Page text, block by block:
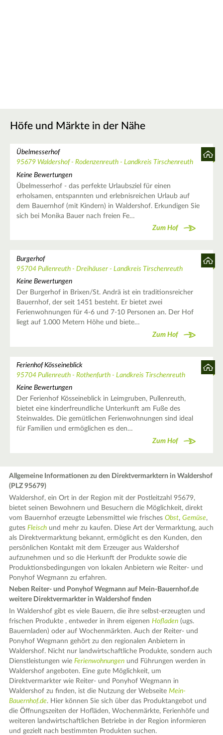
Höfe und Märkte in der Nähe
Übelmesserhof
95679 Waldershof - Rodenzenreuth - Landkreis Tirschenreuth
Keine Bewertungen
Übelmesserhof - das perfekte Urlaubsziel für einen
erholsamen, entspannten und erlebnisreichen Urlaub auf
dem Bauernhof (mit Kindern) in Waldershof. Erkundigen Sie
sich bei Monika Bauer nach freien Fe…
Zum Hof
Burgerhof
95704 Pullenreuth - Dreihäuser - Landkreis Tirschenreuth
Keine Bewertungen
Der Burgerhof in Brixen/St. Andrä ist ein traditionsreicher
Bauernhof, der seit 1451 besteht. Er bietet zwei
Ferienwohnungen für 4-6 und 7-10 Personen an. Der Hof
liegt auf 1.000 Metern Höhe und biete…
Zum Hof
Ferienhof Kösseineblick
95704 Pullenreuth - Rothenfurth - Landkreis Tirschenreuth
Keine Bewertungen
Der Ferienhof Kösseineblick in Leimgruben, Pullenreuth,
bietet eine kinderfreundliche Unterkunft am Fuße des
Steinwaldes. Die gemütlichen Ferienwohnungen sind ideal
für Familien und ermöglichen es den…
Zum Hof
Allgemeine Informationen zu den Direktvermarktern in Waldershof
(PLZ 95679)
Waldershof, ein Ort in der Region mit der Postleitzahl 95679,
bietet seinen Bewohnern und Besuchern die Möglichkeit, direkt
vom Bauernhof erzeugte Lebensmittel wie frischesObst,Gemüse,
gutesFleisch und mehr zu kaufen. Diese Art der Vermarktung, auch
als Direktvermarktung bekannt, ermöglicht es den Kunden, den
persönlichen Kontakt mit dem Erzeuger aus Waldershof
aufzunehmen und so die Herkunft der Produkte sowie die
Produktionsbedingungen von lokalen Anbietern wie Reiter- und
Ponyhof Wegmann zu erfahren.
Neben Reiter- und Ponyhof Wegmann auf Mein-Bauernhof.de
weitere Direktvermarkter in Waldershof finden
In Waldershof gibt es viele Bauern, die ihre selbst-erzeugten und
frischen Produkte , entweder in ihrem eigenenHofladen (ugs.
Bauernladen) oder auf Wochenmärkten. Auch der Reiter- und
Ponyhof Wegmann gehört zu den regionalen Anbietern in
Waldershof. Nicht nur landwirtschaftliche Produkte, sondern auch
Dienstleistungen wieFerienwohnungen und Führungen werden in
Waldershof angeboten. Eine gute Möglichkeit, um
Direktvermarkter wie Reiter- und Ponyhof Wegmann in
Waldershof zu finden, ist die Nutzung der WebseiteMein-
Bauernhof.de. Hier können Sie sich über das Produktangebot und
die Öffnungszeiten der Hofläden, Wochenmärkte, Ferienhöfe und
weiteren landwirtschaftlichen Betriebe in der Region informieren
und gezielt nach bestimmten Produkten suchen.